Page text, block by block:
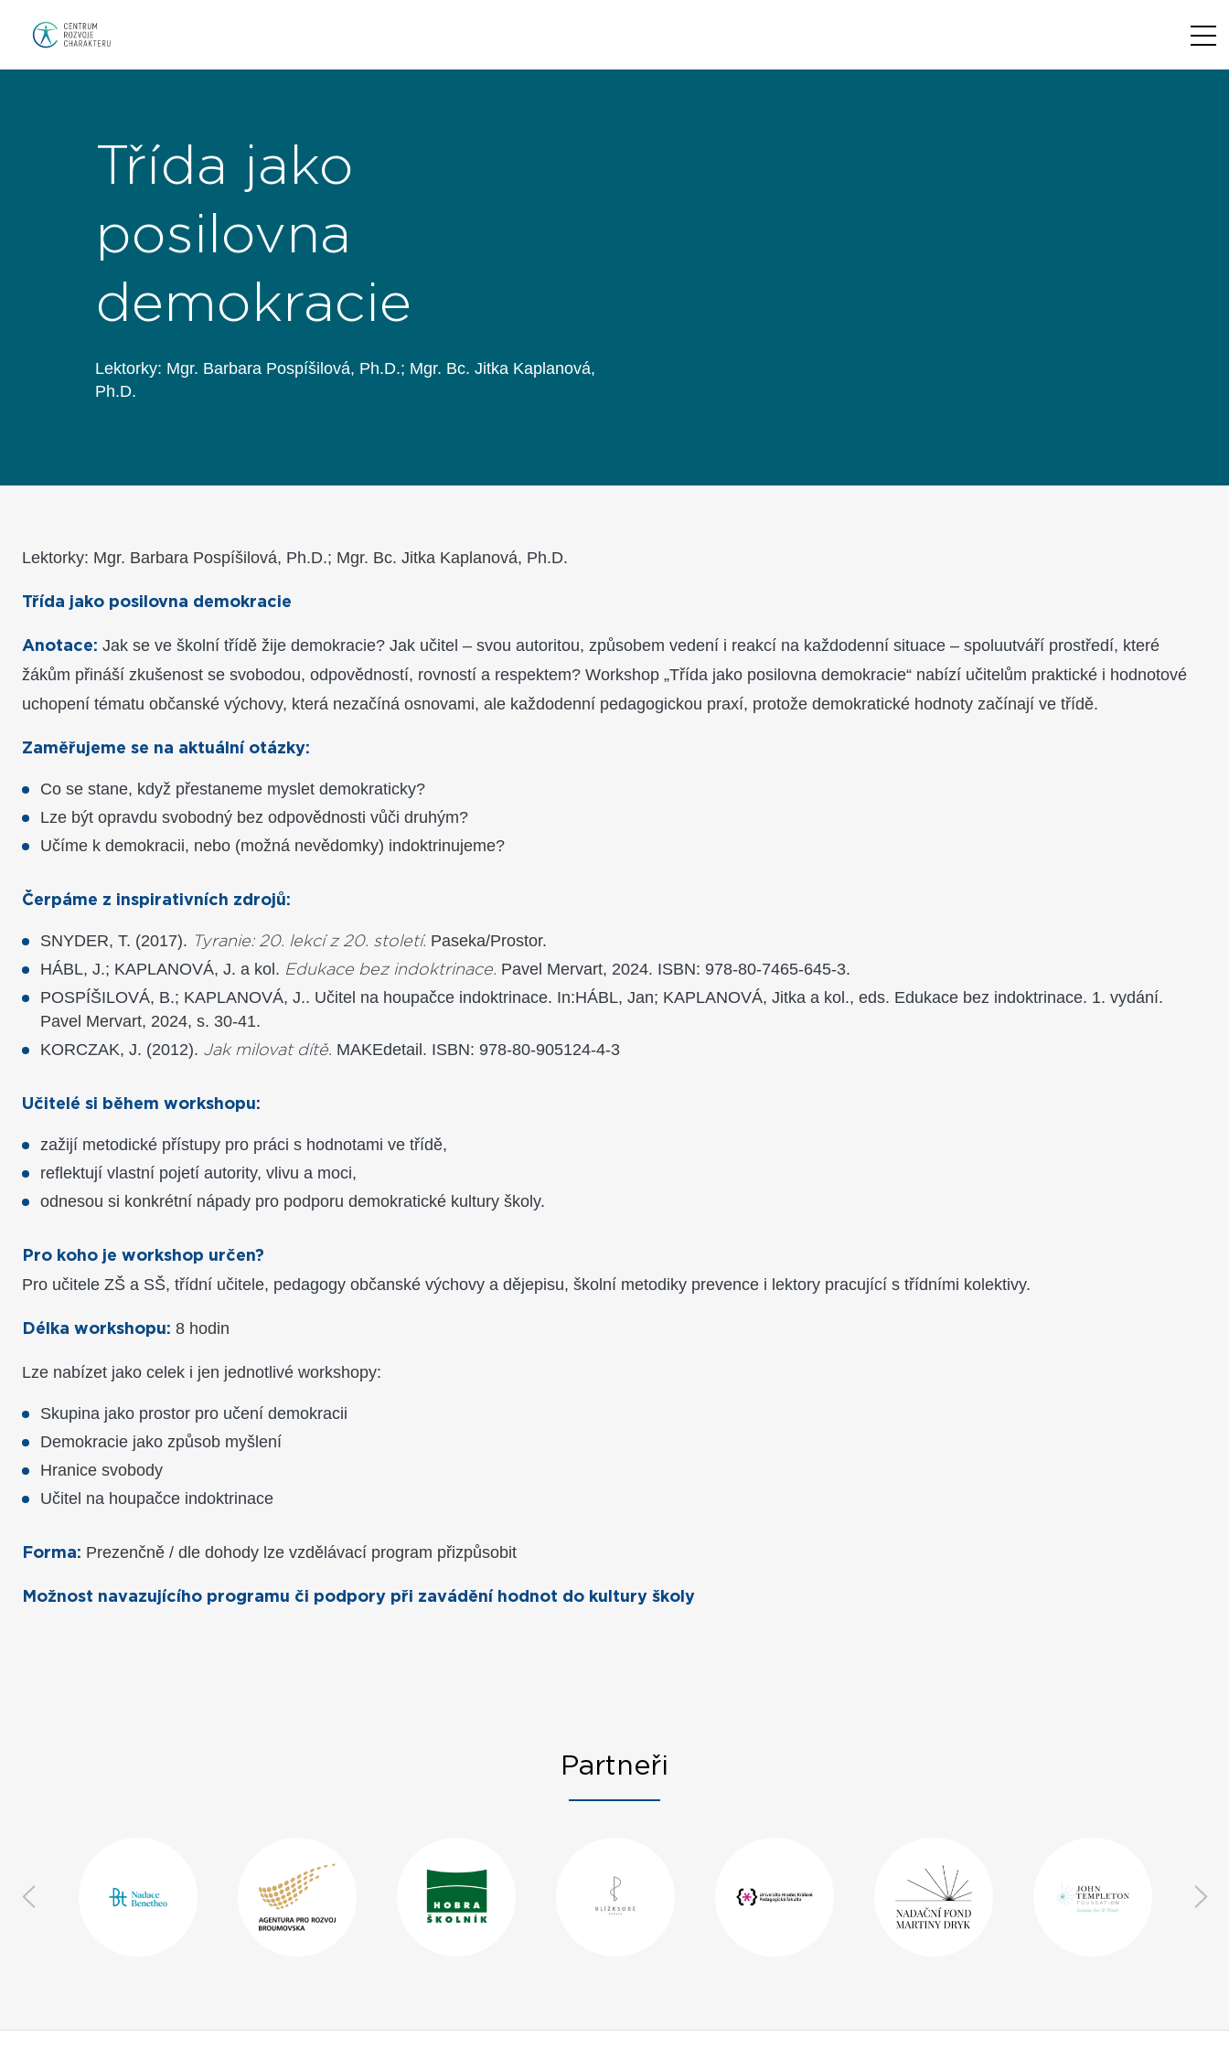
Třída jako
posilovna
demokracie
Lektorky: Mgr. Barbara Pospíšilová, Ph.D.; Mgr. Bc. Jitka Kaplanová,
Ph.D.
Lektorky: Mgr. Barbara Pospíšilová, Ph.D.; Mgr. Bc. Jitka Kaplanová, Ph.D.
Třída jako posilovna demokracie
Anotace: Jak se ve školní třídě žije demokracie? Jak učitel – svou autoritou, způsobem vedení i reakcí na každodenní situace – spoluutváří prostředí, které
žákům přináší zkušenost se svobodou, odpovědností, rovností a respektem? Workshop „Třída jako posilovna demokracie“ nabízí učitelům praktické i hodnotové
uchopení tématu občanské výchovy, která nezačíná osnovami, ale každodenní pedagogickou praxí, protože demokratické hodnoty začínají ve třídě.
Zaměřujeme se na aktuální otázky:
Co se stane, když přestaneme myslet demokraticky?
Lze být opravdu svobodný bez odpovědnosti vůči druhým?
Učíme k demokracii, nebo (možná nevědomky) indoktrinujeme?
Čerpáme z inspirativních zdrojů:
SNYDER, T. (2017). Tyranie: 20. lekcí z 20. století. Paseka/Prostor.
HÁBL, J.; KAPLANOVÁ, J. a kol. Edukace bez indoktrinace. Pavel Mervart, 2024. ISBN: 978-80-7465-645-3.
POSPÍŠILOVÁ, B.; KAPLANOVÁ, J.. Učitel na houpačce indoktrinace. In:HÁBL, Jan; KAPLANOVÁ, Jitka a kol., eds. Edukace bez indoktrinace. 1. vydání.
Pavel Mervart, 2024, s. 30-41.
KORCZAK, J. (2012). Jak milovat dítě. MAKEdetail. ISBN: 978-80-905124-4-3
Učitelé si během workshopu:
zažijí metodické přístupy pro práci s hodnotami ve třídě,
reflektují vlastní pojetí autority, vlivu a moci,
odnesou si konkrétní nápady pro podporu demokratické kultury školy.
Pro koho je workshop určen?
Pro učitele ZŠ a SŠ, třídní učitele, pedagogy občanské výchovy a dějepisu, školní metodiky prevence i lektory pracující s třídními kolektivy.
Délka workshopu: 8 hodin
Lze nabízet jako celek i jen jednotlivé workshopy:
Skupina jako prostor pro učení demokracii
Demokracie jako způsob myšlení
Hranice svobody
Učitel na houpačce indoktrinace
Forma: Prezenčně / dle dohody lze vzdělávací program přizpůsobit
Možnost navazujícího programu či podpory při zavádění hodnot do kultury školy
Partneři